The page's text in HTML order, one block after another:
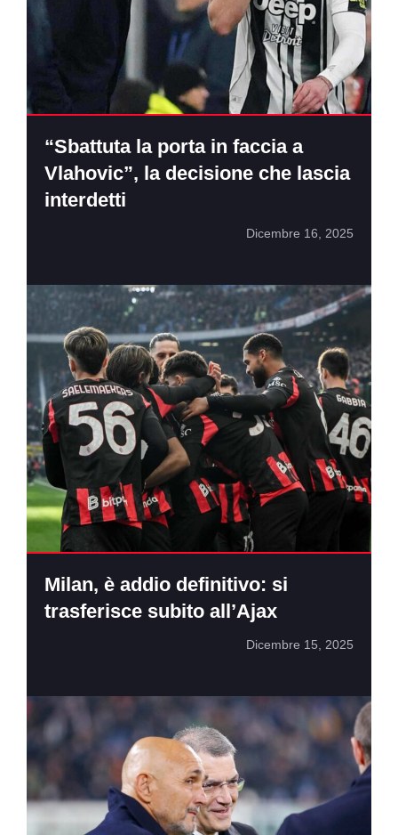
“Sbattuta la porta in faccia a
Vlahovic”, la decisione che lascia
interdetti
Dicembre 16, 2025
Milan, è addio definitivo: si
trasferisce subito all’Ajax
Dicembre 15, 2025